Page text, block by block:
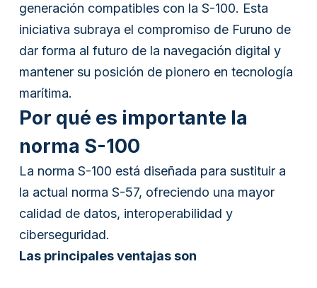
generación compatibles con la S-100. Esta
iniciativa subraya el compromiso de Furuno de
dar forma al futuro de la navegación digital y
mantener su posición de pionero en tecnología
marítima.
Por qué es importante la
norma S-100
La norma S-100 está diseñada para sustituir a
la actual norma S-57, ofreciendo una mayor
calidad de datos, interoperabilidad y
ciberseguridad.
Las principales ventajas son